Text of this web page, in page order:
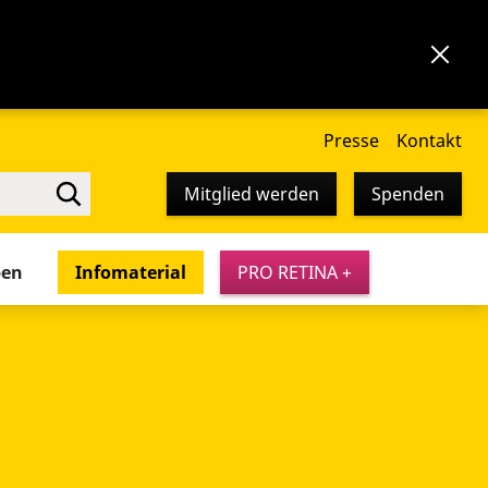
Presse Kontakt
Mitglied werden Spenden
Infomaterial PRO RETINA +